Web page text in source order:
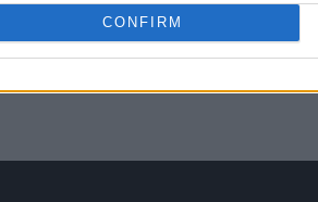
CONFIRM